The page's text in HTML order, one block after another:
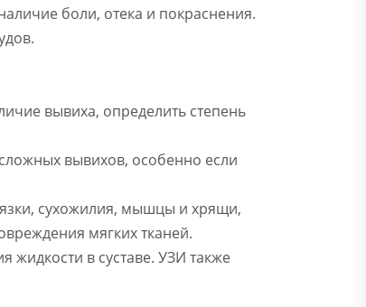
боли, отека и покраснения.
вывиха, определить степень
вывихов, особенно если
сухожилия, мышцы и хрящи,
мягких тканей.
жидкости в суставе. УЗИ также